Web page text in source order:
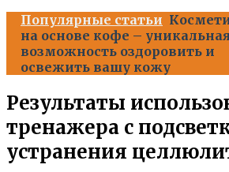
Популярные статьи
на основе кофе –
возможность оздоровить и
освежить вашу кожу
Результаты
тренажера с
устранения